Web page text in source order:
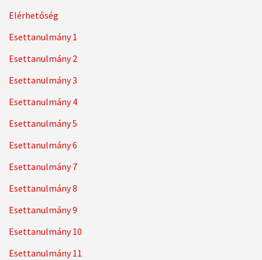
Elérhetőség
Esettanulmány 1
Esettanulmány 2
Esettanulmány 3
Esettanulmány 4
Esettanulmány 5
Esettanulmány 6
Esettanulmány 7
Esettanulmány 8
Esettanulmány 9
Esettanulmány 10
Esettanulmány 11